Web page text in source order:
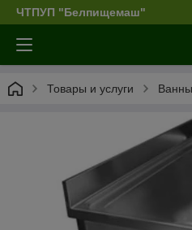
ЧТПУП "Белпищемаш"
Товары и услуги